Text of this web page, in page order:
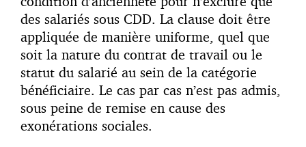
des salariés sous CDD. La clause doit être
appliquée de manière uniforme, quel que
soit la nature du contrat de travail ou le
statut du salarié au sein de la catégorie
bénéficiaire. Le cas par cas n’est pas admis,
sous peine de remise en cause des
exonérations sociales.